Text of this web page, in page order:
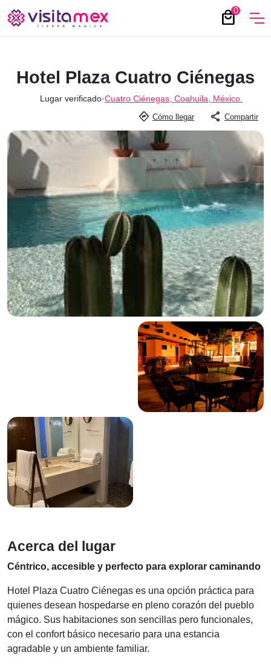
0
local_mall
Hotel Plaza Cuatro Ciénegas
Lugar verificado·Cuatro Ciénegas, Coahuila, México.
directions Cómo llegar share Compartir
Acerca del lugar
Céntrico, accesible y perfecto para explorar caminando
Hotel Plaza Cuatro Ciénegas es una opción práctica para
quienes desean hospedarse en pleno corazón del pueblo
mágico. Sus habitaciones son sencillas pero funcionales,
con el confort básico necesario para una estancia
agradable y un ambiente familiar.